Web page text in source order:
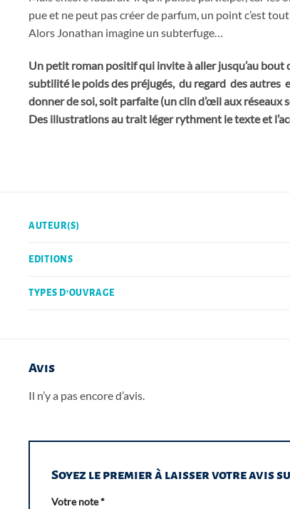
pue et ne peut pas créer de parfum, un point c’est
Alors Jonathan imagine un subterfuge…
Un petit roman positif qui invite à aller jusqu’au bout
subtilité le poids des préjugés, du regard des autres
donner de soi, soit parfaite (un clin d’œil aux réseaux
Des illustrations au trait léger rythment le texte et
AUTEUR(S)
EDITIONS
TYPES D'OUVRAGE
Avis
Il n’y a pas encore d’avis.
Soyez le premier à laisser votre avis
Votre note*